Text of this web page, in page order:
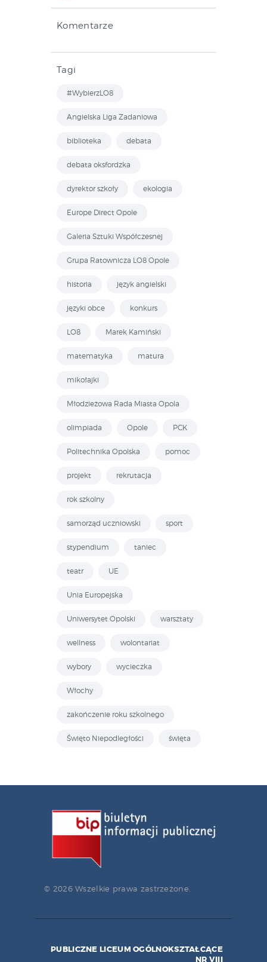
Komentarze
Tagi
#WybierzLO8
Angielska Liga Zadaniowa
biblioteka debata
debata oksfordzka
dyrektor szkoły ekologia
Europe Direct Opole
Galeria Sztuki Współczesnej
Grupa Ratownicza LO8 Opole
historia język angielski
języki obce konkurs
LO8 Marek Kamiński
matematyka matura
mikołajki
Młodzieżowa Rada Miasta Opola
olimpiada Opole PCK
Politechnika Opolska pomoc
projekt rekrutacja
rok szkolny
samorząd uczniowski sport
stypendium taniec
teatr UE
Unia Europejska
Uniwersytet Opolski warsztaty
wellness wolontariat
wybory wycieczka
Włochy
zakończenie roku szkolnego
Święto Niepodległości święta
© 2026 Wszelkie prawa zastrzeżone.
PUBLICZNE LICEUM OGÓLNOKSZTAŁCĄCE
NR VIII